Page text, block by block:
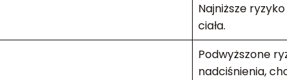
Najniższe
ciała.
Podwyższone
nadciśnienia,